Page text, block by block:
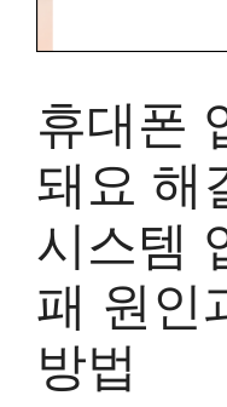
휴대폰
돼요 해
시스템
패 원인
방법